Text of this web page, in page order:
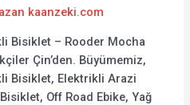
kaanzeki.com
Bisiklet – Rooder Mocha
Çin’den. Büyümemiz,
Bisiklet, Elektrikli Arazi
Off Road Ebike, Yağ